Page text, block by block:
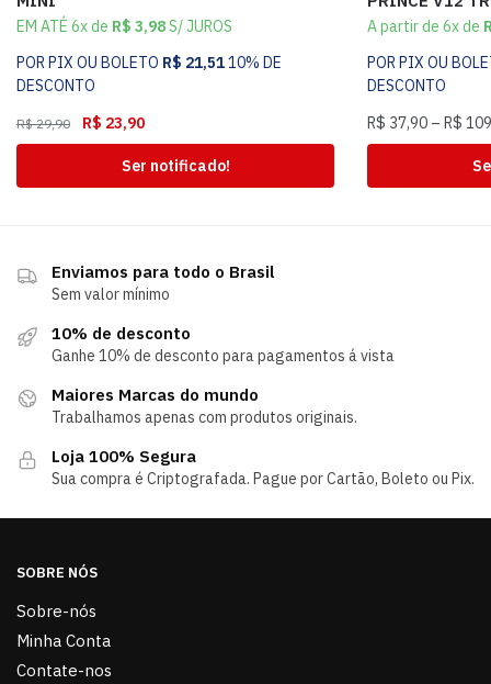
EM ATÉ 6x de R$ 3,98S/ JUROS
POR PIX OU BOLETO R$ 21,5110% DE
DESCONTO
R$29,90 R$ 23,90
Ser notificado!
A partir de 6x de
POR PIX OU
DESCONTO
R$ 37,90 – R$
Enviamos para todo o Brasil
Sem valor mínimo
10% de desconto
Ganhe 10% de desconto para pagamentos á vista
Maiores Marcas do mundo
Trabalhamos apenas com produtos originais.
Loja 100% Segura
Sua compra é Criptografada. Pague por Cartão, Boleto ou Pix.
SOBRE NÓS
Sobre-nós
Minha Conta
Contate-nos